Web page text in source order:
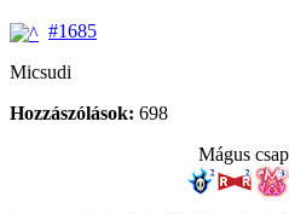
#1685
Micsudi
Hozzászólások: 698
Mágus